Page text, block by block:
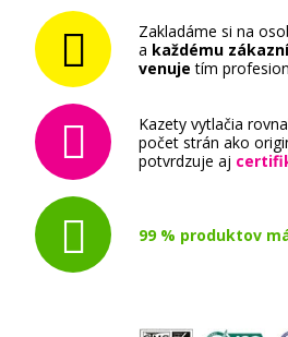
Zakladáme si na
a každému
venuje tím
Kazety vytlačia
počet strán ako
potvrdzuje aj
99 % produktov